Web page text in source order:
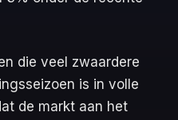
die veel zwaardere
is in volle
de markt aan het